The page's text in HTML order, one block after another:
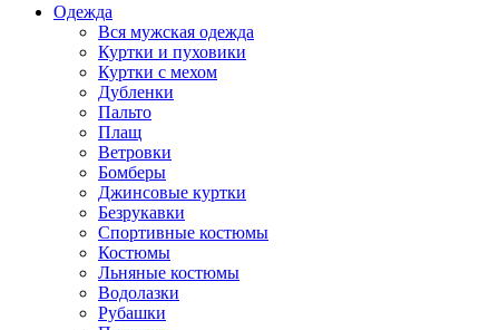
Одежда
Вся мужская одежда
Куртки и пуховики
Куртки с мехом
Дубленки
Пальто
Плащ
Ветровки
Бомберы
Джинсовые куртки
Безрукавки
Спортивные костюмы
Костюмы
Льняные костюмы
Водолазки
Рубашки